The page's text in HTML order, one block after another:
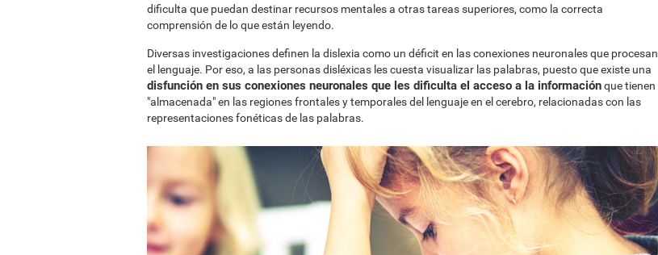
dificulta que puedan destinar recursos mentales a otras tareas superiores, como la correcta
comprensión de lo que están leyendo.
Diversas investigaciones definen la dislexia como un déficit en las conexiones neuronales que procesan
el lenguaje. Por eso, a las personas disléxicas les cuesta visualizar las palabras, puesto que existe una
disfunción en sus conexiones neuronales que les dificulta el acceso a la informaciónque tienen
"almacenada" en las regiones frontales y temporales del lenguaje en el cerebro, relacionadas con las
representaciones fonéticas de las palabras.